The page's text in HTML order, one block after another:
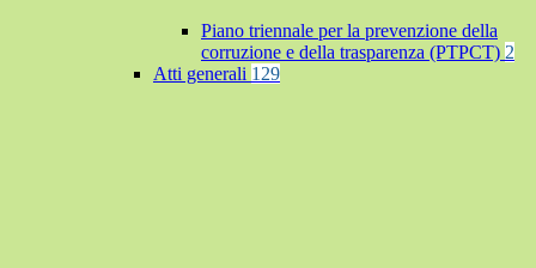
Piano triennale per la prevenzione della
corruzione e della trasparenza (PTPCT) 2
Atti generali 129